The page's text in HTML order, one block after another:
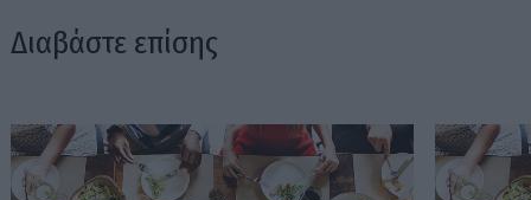
Διαβάστε επίσης